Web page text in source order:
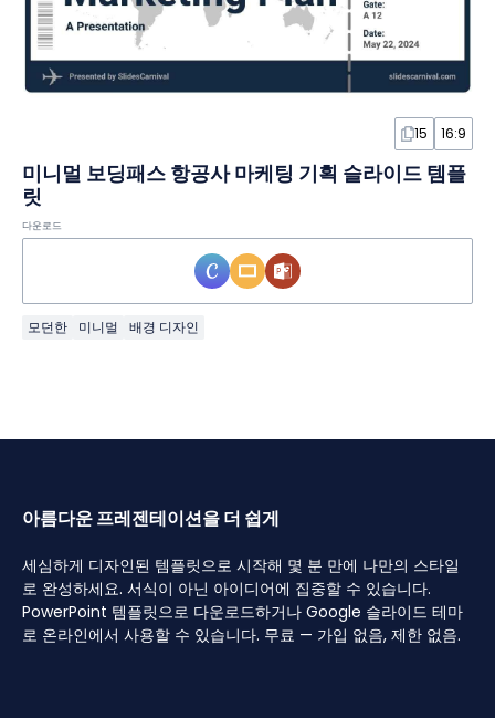
15 16:9
미니멀 보딩패스 항공사 마케팅 기획 슬라이드 템플
릿
다운로드
모던한 미니멀 배경 디자인
아름다운 프레젠테이션을 더 쉽게
세심하게 디자인된 템플릿으로 시작해 몇 분 만에 나만의 스타일
로 완성하세요. 서식이 아닌 아이디어에 집중할 수 있습니다.
PowerPoint 템플릿으로 다운로드하거나 Google 슬라이드 테마
로 온라인에서 사용할 수 있습니다. 무료 — 가입 없음, 제한 없음.